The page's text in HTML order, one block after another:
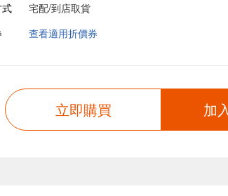
宅配/到店取貨
查看適用折價券
立即購買 加